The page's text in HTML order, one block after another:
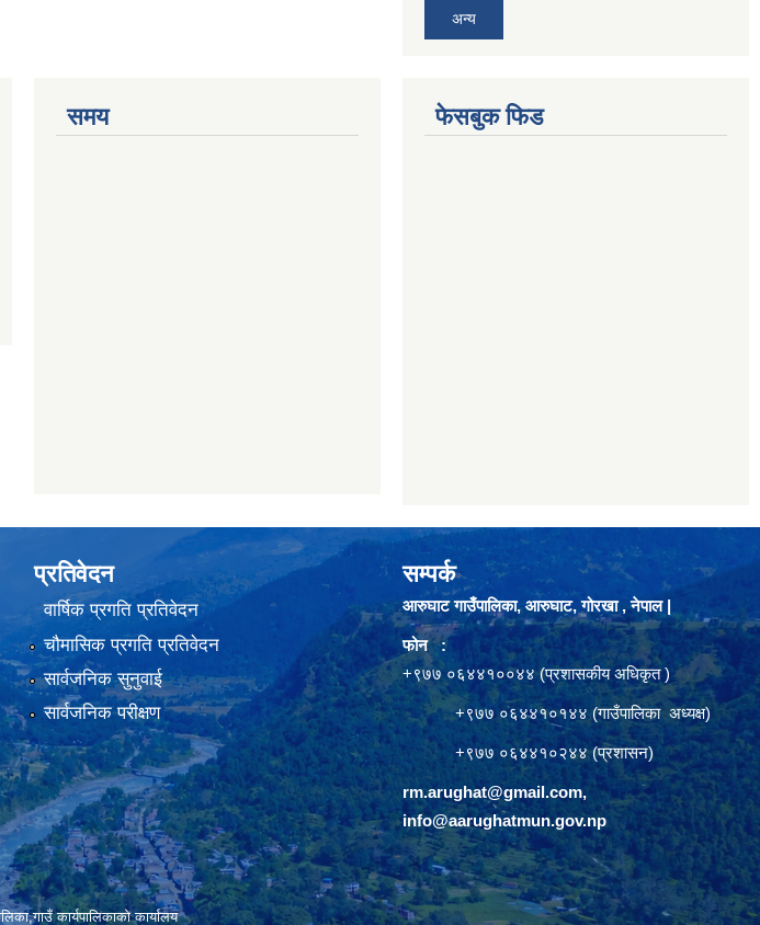
अन्य
समय फेसबुक फिड
प्रतिवेदन
वार्षिक प्रगति प्रतिवेदन
चौमासिक प्रगति प्रतिवेदन
सार्वजनिक सुनुवाई
सार्वजनिक परीक्षण
सम्पर्क
आरुघाट गाउँपालिका, आरुघाट, गोरखा , नेपाल |
फोन :
+९७७ ०६४४१००४४ (प्रशासकीय अधिकृत )
+९७७ ०६४४१०१४४ (गाउँपालिका अध्यक्ष)
+९७७ ०६४४१०२४४ (प्रशासन)
rm.arughat@gmail.com,
info@aarughatmun.gov.np
कार्यपालिकाको कार्यालय